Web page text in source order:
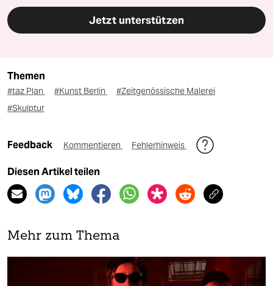
Jetzt unterstützen
Themen
#taz Plan #Kunst Berlin
#Zeitgenössische Malerei
#Skulptur
Feedback Kommentieren Fehlerhinweis
Diesen Artikel teilen
Mehr zum Thema